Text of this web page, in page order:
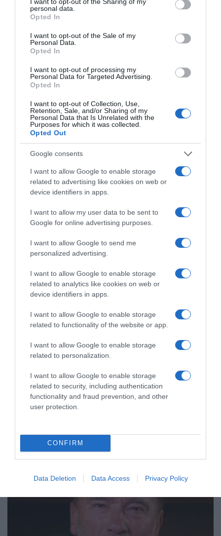
grant or deny consent to Google and its third-party tags to
use your data for below specified purposes in below Google
consent section.
personal data.
Opted In
I want to opt-out of the Sale of my
Personal Data.
Opted In
I want to opt-out of processing my
Personal Data for Targeted Advertising.
Opted In
I want to opt-out of Collection, Use,
Retention, Sale, and/or Sharing of my
Personal Data that Is Unrelated with the
Purposes for which it was collected.
Opted Out
Google consents
I want to allow Google to enable storage
related to advertising like cookies on web or
device identifiers in apps.
I want to allow my user data to be sent to
Google for online advertising purposes.
I want to allow Google to send me
personalized advertising.
I want to allow Google to enable storage
related to analytics like cookies on web or
device identifiers in apps.
I want to allow Google to enable storage
related to functionality of the website or app.
I want to allow Google to enable storage
related to personalization.
I want to allow Google to enable storage
related to security, including authentication
functionality and fraud prevention, and other
user protection.
CONFIRM
Data Deletion Data Access Privacy Policy
LIFESTYLE
Άρνολντ Σβαρτσενέγκερ: Εμφανίστηκε
αγνώριστος στη Νέα Υόρκη – Ανησυχία για
την υγεία του (pic)
Η εμφάνισή του δεν θύμιζε την εμβληματική του
εικόνα
18.12.2024 - 13:10
Πρεμιέρα για την πρώτη τηλεοπτική σειρά
του Άρνολντ Σβαρτσενέγκερ στο Netflix (vid)
"Πιστεύω ότι κάθε στάδιο της καριέρας μου ήταν
συναρπαστικό"